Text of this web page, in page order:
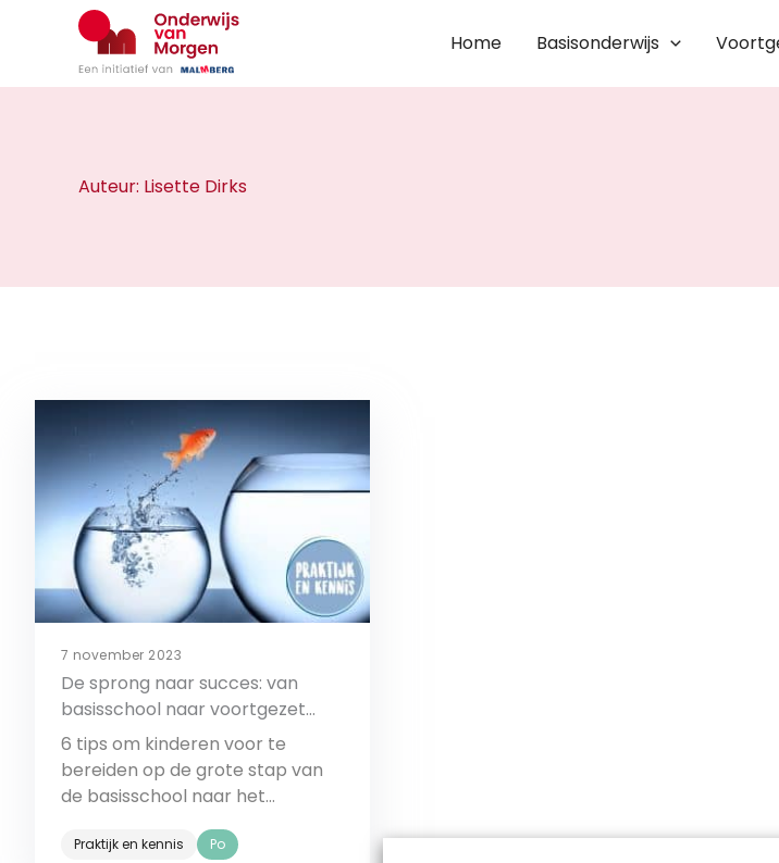
inhoud
Home Basisonderwijs
Auteur: Lisette Dirks
7 november 2023
De sprong naar succes: van
basisschool naar voortgezet
onderwijs
6 tips om kinderen voor te
bereiden op de grote stap van
de basisschool naar het
Praktijk en kennis Po